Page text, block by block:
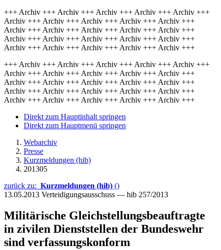
+++ Archiv +++ Archiv +++ Archiv +++ Archiv +++ Archiv +++
Archiv +++ Archiv +++ Archiv +++ Archiv +++ Archiv +++
Archiv +++ Archiv +++ Archiv +++ Archiv +++ Archiv +++
Archiv +++ Archiv +++ Archiv +++ Archiv +++ Archiv +++
Archiv +++ Archiv +++ Archiv +++ Archiv +++ Archiv +++
+++ Archiv +++ Archiv +++ Archiv +++ Archiv +++ Archiv +++
Archiv +++ Archiv +++ Archiv +++ Archiv +++ Archiv +++
Archiv +++ Archiv +++ Archiv +++ Archiv +++ Archiv +++
Archiv +++ Archiv +++ Archiv +++ Archiv +++ Archiv +++
Archiv +++ Archiv +++ Archiv +++ Archiv +++ Archiv +++
Direkt zum Hauptinhalt springen
Direkt zum Hauptmenü springen
Webarchiv
Presse
Kurzmeldungen (hib)
201305
zurück zu: Kurzmeldungen (hib) ()
13.05.2013 Verteidigungsausschuss — hib 257/2013
Militärische Gleichstellungsbeauftragte
in zivilen Dienststellen der Bundeswehr
sind verfassungskonform